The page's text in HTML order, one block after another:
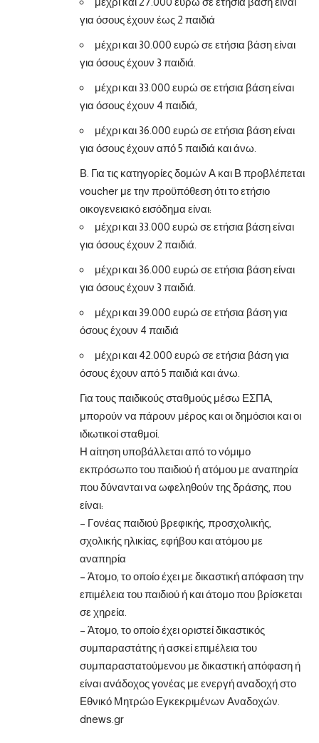
για όσους έχουν έως 2 παιδιά
μέχρι και 30.000 ευρώ σε ετήσια βάση είναι
για όσους έχουν 3 παιδιά.
μέχρι και 33.000 ευρώ σε ετήσια βάση είναι
για όσους έχουν 4 παιδιά,
μέχρι και 36.000 ευρώ σε ετήσια βάση είναι
για όσους έχουν από 5 παιδιά και άνω.
Β. Για τις κατηγορίες δομών Α και Β προβλέπεται
voucher με την προϋπόθεση ότι το ετήσιο
οικογενειακό εισόδημα είναι:
μέχρι και 33.000 ευρώ σε ετήσια βάση είναι
για όσους έχουν 2 παιδιά.
μέχρι και 36.000 ευρώ σε ετήσια βάση είναι
για όσους έχουν 3 παιδιά.
μέχρι και 39.000 ευρώ σε ετήσια βάση για
όσους έχουν 4 παιδιά
μέχρι και 42.000 ευρώ σε ετήσια βάση για
όσους έχουν από 5 παιδιά και άνω.
Για τους παιδικούς σταθμούς μέσω ΕΣΠΑ,
μπορούν να πάρουν μέρος και οι δημόσιοι και οι
ιδιωτικοί σταθμοί.
Η αίτηση υποβάλλεται από το νόμιμο
εκπρόσωπο του παιδιού ή ατόμου με αναπηρία
που δύνανται να ωφεληθούν της δράσης, που
είναι:
– Γονέας παιδιού βρεφικής, προσχολικής,
σχολικής ηλικίας, εφήβου και ατόμου με
αναπηρία
– Άτομο, το οποίο έχει με δικαστική απόφαση την
επιμέλεια του παιδιού ή και άτομο που βρίσκεται
σε χηρεία.
– Άτομο, το οποίο έχει οριστεί δικαστικός
συμπαραστάτης ή ασκεί επιμέλεια του
συμπαραστατούμενου με δικαστική απόφαση ή
είναι ανάδοχος γονέας με ενεργή αναδοχή στο
Εθνικό Μητρώο Εγκεκριμένων Αναδοχών.
dnews.gr